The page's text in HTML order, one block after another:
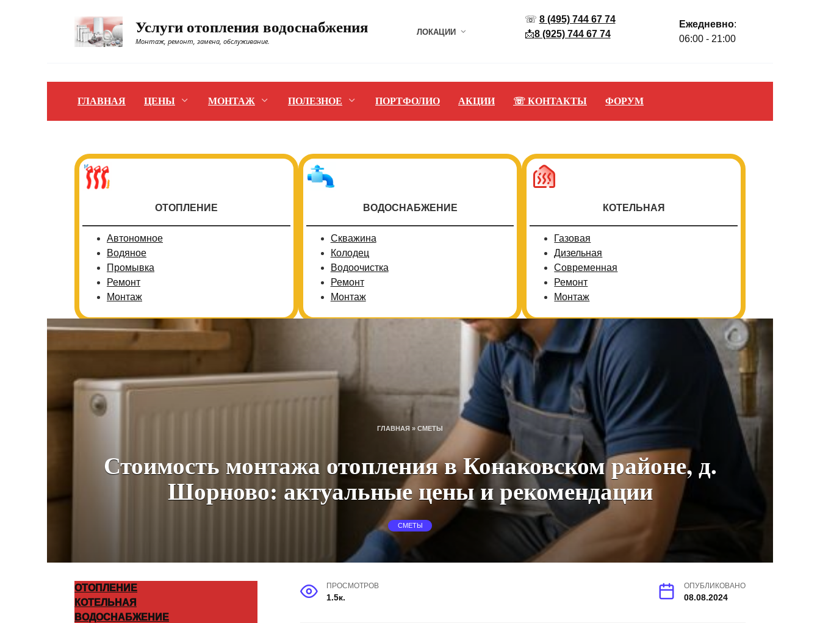
Услуги отопления водоснабжения
Монтаж, ремонт, замена, обслуживание.
ЛОКАЦИИ
☏ 8 (495) 744 67 74
📩8 (925) 744 67 74
Ежедневно:
06:00 - 21:00
ГЛАВНАЯ ЦЕНЫ МОНТАЖ ПОЛЕЗНОЕ ПОРТФОЛИО АКЦИИ ☏ КОНТАКТЫ ФОРУМ
ОТОПЛЕНИЕ
Автономное
Водяное
Промывка
Ремонт
Монтаж
ВОДОСНАБЖЕНИЕ
Скважина
Колодец
Водоочистка
Ремонт
Монтаж
КОТЕЛЬНАЯ
Газовая
Дизельная
Современная
Ремонт
Монтаж
ГЛАВНАЯ » СМЕТЫ
Стоимость монтажа отопления в Конаковском районе, д.
Шорново: актуальные цены и рекомендации
СМЕТЫ
ПРОСМОТРОВ
1.5к.
ОПУБЛИКОВАНО
08.08.2024
ОТОПЛЕНИЕ
КОТЕЛЬНАЯ
ВОДОСНАБЖЕНИЕ